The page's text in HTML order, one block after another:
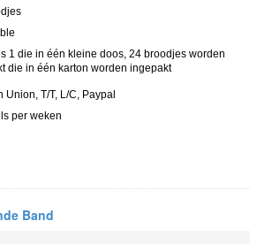
1 die in één kleine doos, 24 broodjes worden
die in één karton worden ingepakt
Union, T/T, L/C, Paypal
per weken
Band